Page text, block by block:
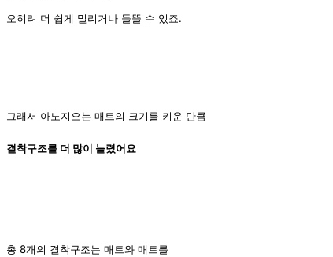
오히려 더 쉽게 밀리거나 들뜰 수 있죠.
그래서 아노지오는 매트의 크기를 키운 만큼
결착구조를 더 많이 늘렸어요
총 8개의 결착구조는 매트와 매트를